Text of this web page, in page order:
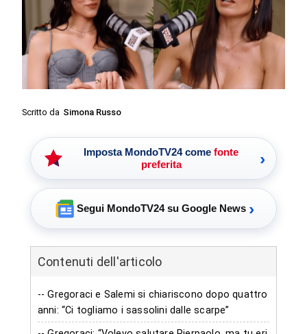
Scritto da Simona Russo
Imposta MondoTV24 come fonte
preferita
›
Segui MondoTV24 su Google News ›
Contenuti dell'articolo
-- Gregoraci e Salemi si chiariscono dopo quattro
anni: “Ci togliamo i sassolini dalle scarpe”